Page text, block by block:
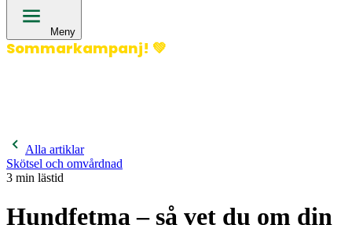
Meny
Sommarkampanj! 💚
Alla artiklar
Skötsel och omvårdnad
3 min lästid
Hundfetma – så vet du om din